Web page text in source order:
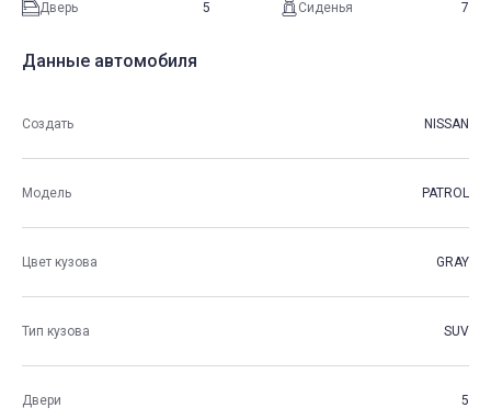
Дверь 5 Сиденья 7
Данные автомобиля
Создать NISSAN
Модель PATROL
Цвет кузова GRAY
Тип кузова SUV
Двери 5